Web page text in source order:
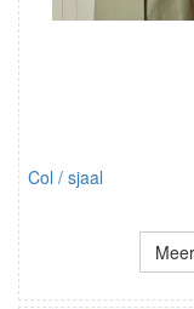
Col / sjaal